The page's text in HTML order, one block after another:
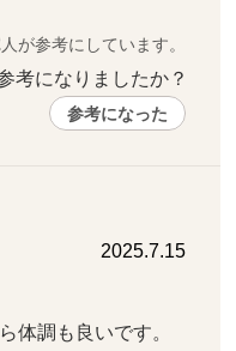
人が参考にしています。
考になりましたか？
参考になった
2025.7.15
体調も良いです。